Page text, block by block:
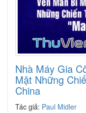
Nhà Máy Gia
Mật Những
China
Tác giả: Paul Midler